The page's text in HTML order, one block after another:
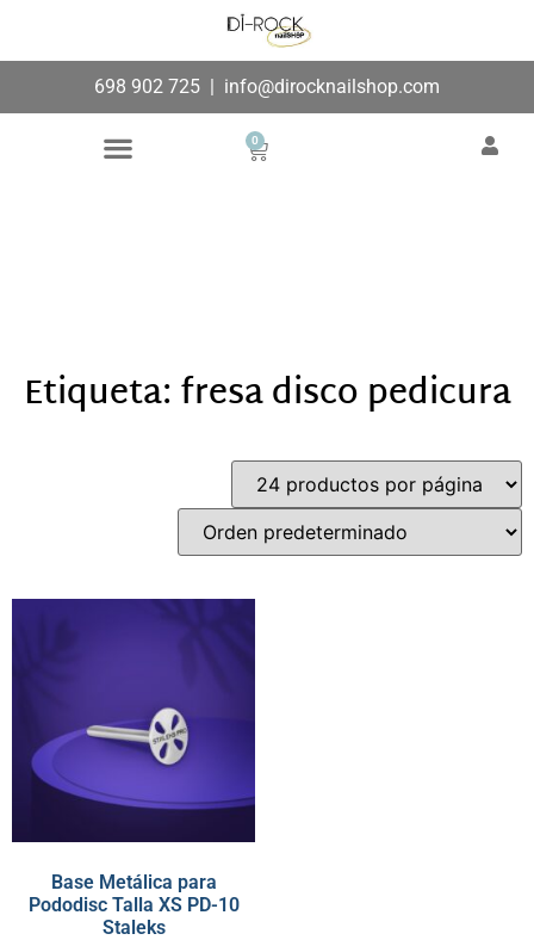
698 902 725 | info@dirocknailshop.com
0
Etiqueta: fresa disco pedicura
Base Metálica para
Pododisc Talla XS PD-10
Staleks